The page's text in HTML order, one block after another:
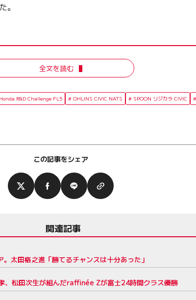
。
全文を読む
Honda R&D Challenge FL5 OHLINS CIVIC NATS SPOON リジカラ CIVIC
この記事をシェア
関連記事
太田格之進「勝てるチャンスは十分あった」
、松田次生が組んだraffinée Zが富士24時間クラス優勝